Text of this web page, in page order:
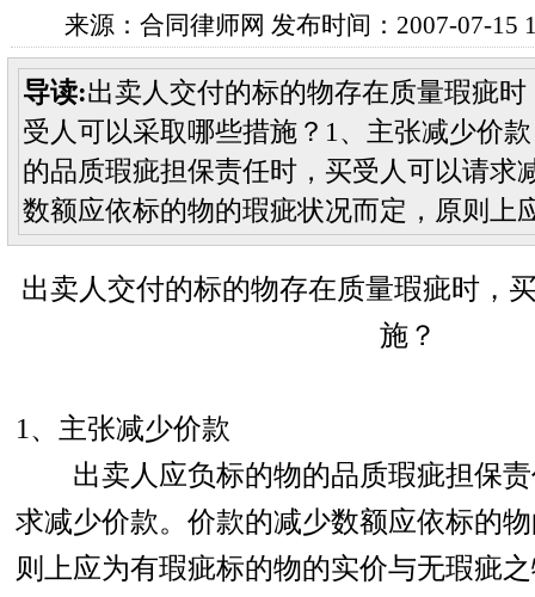
来源：合同律师网 发布时间：2007-07-15
导读:出卖人交付的标的物存在质量瑕疵时
受人可以采取哪些措施？1、主张减少
的品质瑕疵担保责任时，买受人可以请求
数额应依标的物的瑕疵状况而定，原则
出卖人交付的标的物存在质量瑕疵时，
施？
1、主张减少价款
出卖人应负标的物的品质瑕疵担保责
求减少价款。价款的减少数额应依标的
则上应为有瑕疵标的物的实价与无瑕疵